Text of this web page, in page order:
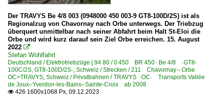
Der TRAVYS Be 4/8 003 (0948000 450 003-9 GT8-100D/2S) ist als
Regionalzug von Chavornay nach Orbe unterwegs. Der Triebzug
überquert unmittelbar nach seiner Abfahrt beim Halt St-Eloi die
Orbe und wird kurz darauf sein Ziel Orbe erreichen. 15. August
2022 
Stefan Wohlfahrt
Deutschland / Elektrotriebzüge | 94 80 / 0 450 BR 450 · Be 4/8 ·GT8-
100C/2S, GT8-100D/2S· Schweiz / Strecken / 211 Chavornay – Orbe
OC>TRAVYS Schweiz / Privatbahnen / TRAVYS ·OC· Transports Vallée
de Joux–Yverdon-les-Bains–Sainte-Croix ab 2008
 426 1600x1068 Px, 09.12.2023